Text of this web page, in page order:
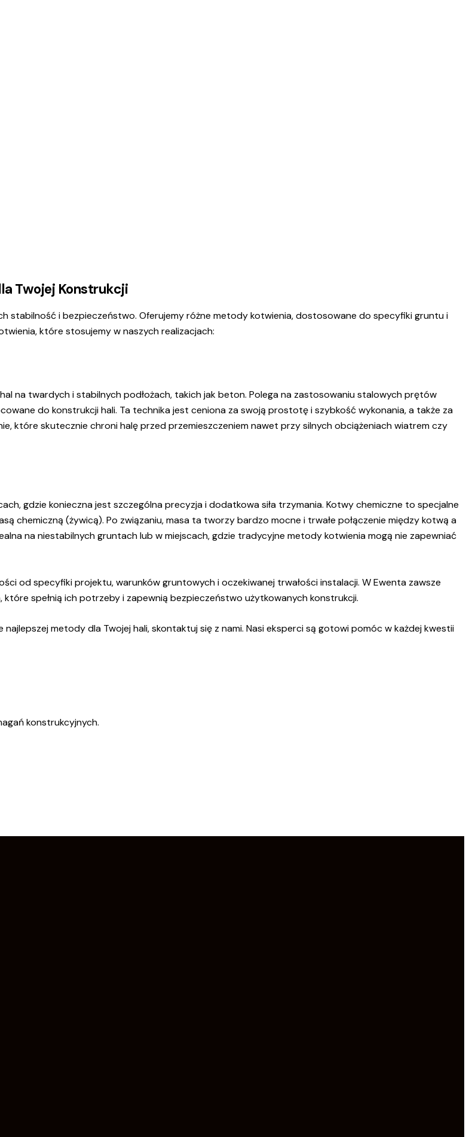
Twojej Konstrukcji
stabilność i bezpieczeństwo. Oferujemy różne metody kotwienia, dostosowane do specyfiki gruntu i
które stosujemy w naszych realizacjach:
na twardych i stabilnych podłożach, takich jak beton. Polega na zastosowaniu stalowych prętów
do konstrukcji hali. Ta technika jest ceniona za swoją prostotę i szybkość wykonania, a także za
które skutecznie chroni halę przed przemieszczeniem nawet przy silnych obciążeniach wiatrem czy
gdzie konieczna jest szczególna precyzja i dodatkowa siła trzymania. Kotwy chemiczne to specjalne
chemiczną (żywicą). Po związaniu, masa ta tworzy bardzo mocne i trwałe połączenie między kotwą a
na niestabilnych gruntach lub w miejscach, gdzie tradycyjne metody kotwienia mogą nie zapewniać
od specyfiki projektu, warunków gruntowych i oczekiwanej trwałości instalacji. W Ewenta zawsze
spełnią ich potrzeby i zapewnią bezpieczeństwo użytkowanych konstrukcji.
metody dla Twojej hali, skontaktuj się z nami. Nasi eksperci są gotowi pomóc w każdej kwestii
konstrukcyjnych.